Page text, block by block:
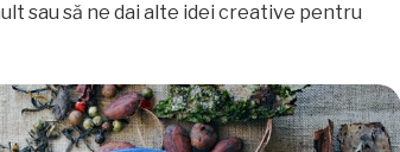
sau să ne dai alte idei creative pentru